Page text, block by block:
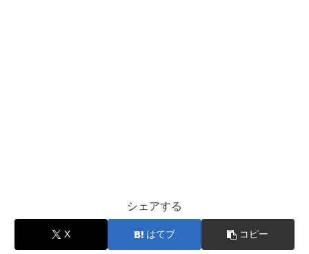
シェアする
X はてブ コピー